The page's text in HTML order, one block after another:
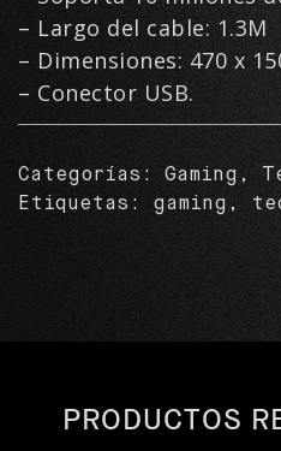
– Largo del cable: 1.3M
– Dimensiones: 470 x
– Conector USB.
Categorías: Gaming ,
Etiquetas: gaming ,
PRODUCTOS